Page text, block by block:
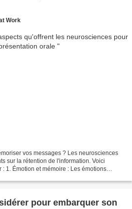
Work
vos messages ? Les neurosciences
sur la rétention de l'information. Voici
1. Émotion et mémoire : Les émotions
pour embarquer son